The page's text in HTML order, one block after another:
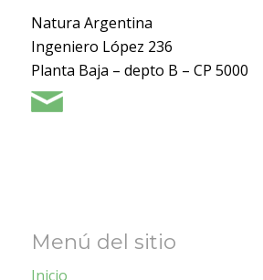
Natura Argentina
Ingeniero López 236
Planta Baja – depto B – CP 5000
Menú del sitio
Inicio